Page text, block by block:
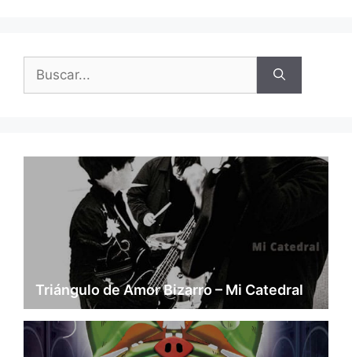
Triángulo de Amor Bizarro – Mi Catedral